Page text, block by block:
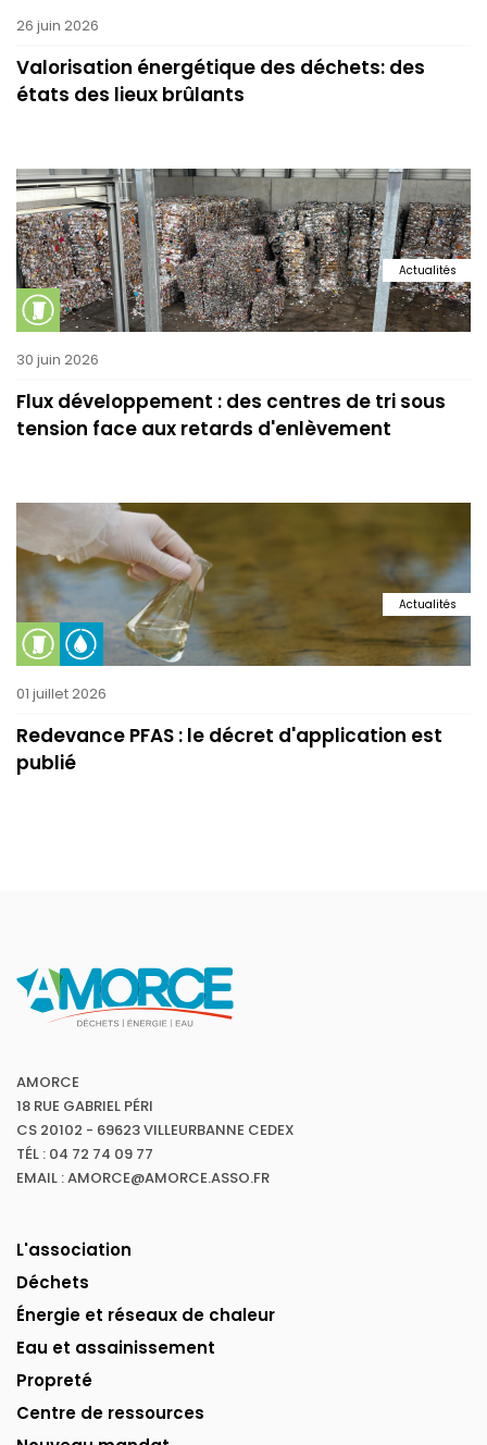
26 juin 2026
Valorisation énergétique des déchets: des
états des lieux brûlants
Actualités
30 juin 2026
Flux développement : des centres de tri sous
tension face aux retards d'enlèvement
Actualités
01 juillet 2026
Redevance PFAS : le décret d'application est
publié
AMORCE
18 RUE GABRIEL PÉRI
CS 20102 - 69623 VILLEURBANNE CEDEX
TÉL : 04 72 74 09 77
EMAIL : AMORCE@AMORCE.ASSO.FR
L'association
Déchets
Énergie et réseaux de chaleur
Eau et assainissement
Propreté
Centre de ressources